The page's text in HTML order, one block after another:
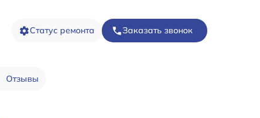
Статус ремонта Заказать звонок
Отзывы